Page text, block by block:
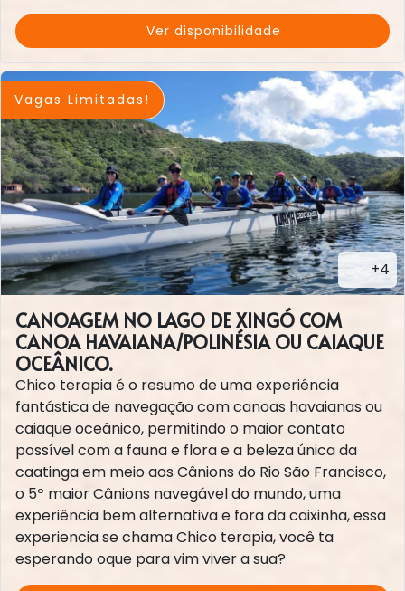
Ver disponibilidade
Vagas Limitadas!
+4
CANOAGEM NO LAGO DE XINGÓ COM
CANOA HAVAIANA/POLINÉSIA OU CAIAQUE
OCEÂNICO.
Chico terapia é o resumo de uma experiência
fantástica de navegação com canoas havaianas ou
caiaque oceânico, permitindo o maior contato
possível com a fauna e flora e a beleza única da
caatinga em meio aos Cânions do Rio São Francisco,
o 5º maior Cânions navegável do mundo, uma
experiência bem alternativa e fora da caixinha, essa
experiencia se chama Chico terapia, você ta
esperando oque para vim viver a sua?